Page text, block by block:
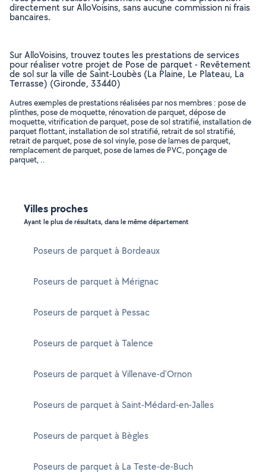
directement sur AlloVoisins, sans aucune commission ni frais
bancaires.
Sur AlloVoisins, trouvez toutes les prestations de services
pour réaliser votre projet de Pose de parquet - Revêtement
de sol sur la ville de Saint-Loubès (La Plaine, Le Plateau, La
Terrasse) (Gironde, 33440)
Autres exemples de prestations réalisées par nos membres : pose de
plinthes, pose de moquette, rénovation de parquet, dépose de
moquette, vitrification de parquet, pose de sol stratifié, installation de
parquet flottant, installation de sol stratifié, retrait de sol stratifié,
retrait de parquet, pose de sol vinyle, pose de lames de parquet,
remplacement de parquet, pose de lames de PVC, ponçage de
parquet, ..
Villes proches
Ayant le plus de résultats, dans le même département
Poseurs de parquet à Bordeaux
Poseurs de parquet à Mérignac
Poseurs de parquet à Pessac
Poseurs de parquet à Talence
Poseurs de parquet à Villenave-d'Ornon
Poseurs de parquet à Saint-Médard-en-Jalles
Poseurs de parquet à Bègles
Poseurs de parquet à La Teste-de-Buch